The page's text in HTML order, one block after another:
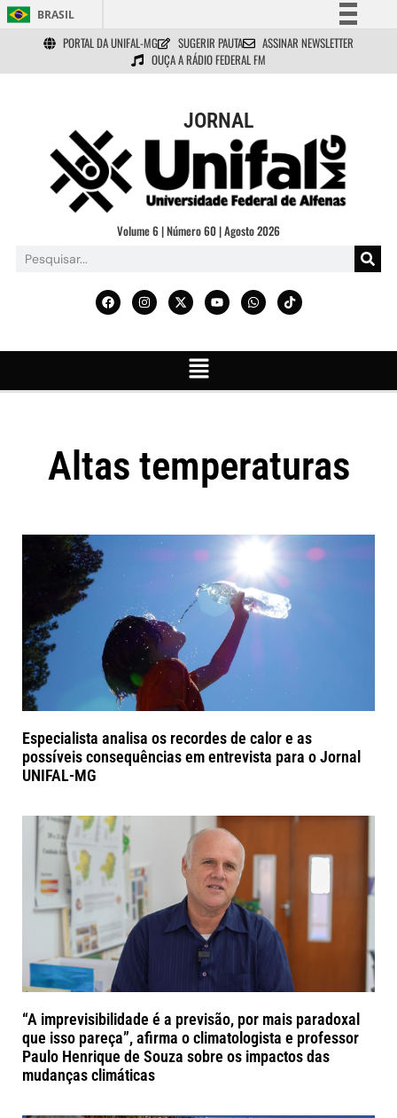
BRASIL
Simplifique!
Comunica BR
Acesso à informação
Legislação
Canais
PORTAL DA UNIFAL-MG SUGERIR PAUTA
ASSINAR NEWSLETTER
OUÇA A RÁDIO FEDERAL FM
JORNAL
Volume 6 | Número 60 | Agosto 2026
Altas temperaturas
Especialista analisa os recordes de calor e as
possíveis consequências em entrevista para o Jornal
UNIFAL-MG
“A imprevisibilidade é a previsão, por mais paradoxal
que isso pareça”, afirma o climatologista e professor
Paulo Henrique de Souza sobre os impactos das
mudanças climáticas